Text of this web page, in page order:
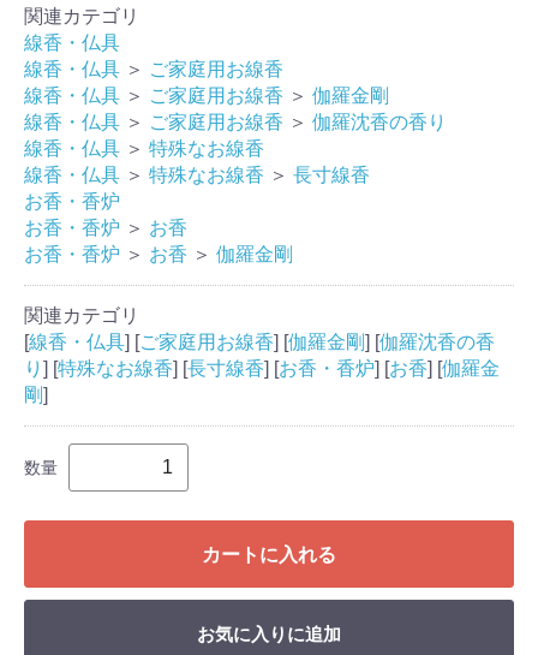
関連カテゴリ
線香・仏具
線香・仏具 ＞ ご家庭用お線香
線香・仏具 ＞ ご家庭用お線香 ＞ 伽羅金剛
線香・仏具 ＞ ご家庭用お線香 ＞ 伽羅沈香の香り
線香・仏具 ＞ 特殊なお線香
線香・仏具 ＞ 特殊なお線香 ＞ 長寸線香
お香・香炉
お香・香炉 ＞ お香
お香・香炉 ＞ お香 ＞ 伽羅金剛
関連カテゴリ
[線香・仏具] [ご家庭用お線香] [伽羅金剛] [伽羅沈香の香
り ] [特殊なお線香] [長寸線香] [お香・香炉] [お香] [伽羅金
剛]
数量
カートに入れる
お気に入りに追加